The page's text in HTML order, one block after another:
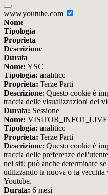
www.youtube.com
Nome
Tipologia
Proprieta
Descrizione
Durata
Nome: YSC
Tipologia: analitico
Proprieta: Terze Parti
Descrizione: Questo cookie è
traccia delle visualizzazioni dei
Durata: Sessione
Nome: VISITOR_INFO1_LIVE
Tipologia: analitico
Proprieta: Terze Parti
Descrizione: Questo cookie è
traccia delle preferenze
nei siti; può anche determinare
utilizzando la nuova o la vecchia
Youtube.
Durata: 6 mesi